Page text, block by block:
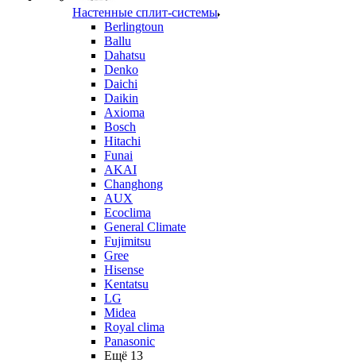
Настенные сплит-системы
Berlingtoun
Ballu
Dahatsu
Denko
Daichi
Daikin
Axioma
Bosch
Hitachi
Funai
AKAI
Changhong
AUX
Ecoclima
General Climate
Fujimitsu
Gree
Hisense
Kentatsu
LG
Midea
Royal clima
Panasonic
Ещё 13